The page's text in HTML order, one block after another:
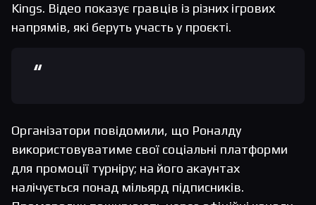
Kings. Відео показує гравців із різних ігрових
напрямів, які беруть участь у проєкті.
Організатори повідомили, що Роналду
використовуватиме свої соціальні платформи
для промоції турніру; на його акаунтах
налічується понад мільярд підписників.